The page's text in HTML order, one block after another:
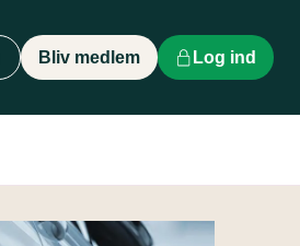
Bliv medlem Log ind